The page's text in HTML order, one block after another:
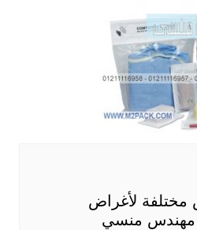
لأغراض
مهندس منسي